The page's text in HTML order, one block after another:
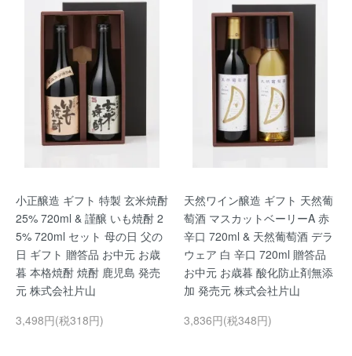
小正醸造 ギフト 特製 玄米焼酎
25% 720ml & 謹醸 いも焼酎 2
5% 720ml セット 母の日 父の
日 ギフト 贈答品 お中元 お歳
暮 本格焼酎 焼酎 鹿児島 発売
元 株式会社片山
3,498円(税318円)
天然ワイン醸造 ギフト 天然葡
萄酒 マスカットベーリーA 赤
辛口 720ml & 天然葡萄酒 デラ
ウェア 白 辛口 720ml 贈答品
お中元 お歳暮 酸化防止剤無添
加 発売元 株式会社片山
3,836円(税348円)